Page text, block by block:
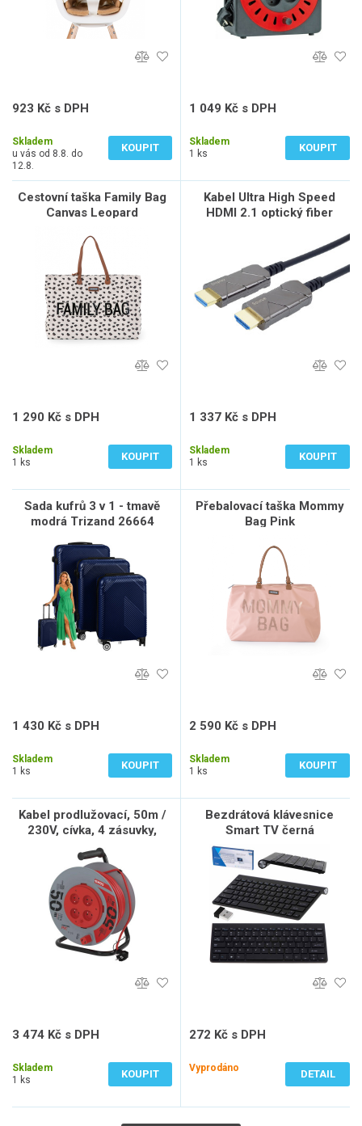
923 Kč s DPH
Skladem
u vás od 8.8. do
12.8.
KOUPIT
1 049 Kč s DPH
Skladem
1 ks
KOUPIT
Cestovní taška Family Bag
Canvas Leopard
1 290 Kč s DPH
Skladem
1 ks
KOUPIT
Kabel Ultra High Speed
HDMI 2.1 optický fiber
1 337 Kč s DPH
Skladem
1 ks
KOUPIT
Sada kufrů 3 v 1 - tmavě
modrá Trizand 26664
1 430 Kč s DPH
Skladem
1 ks
KOUPIT
Přebalovací taška Mommy
Bag Pink
2 590 Kč s DPH
Skladem
1 ks
KOUPIT
Kabel prodlužovací, 50m /
230V, cívka, 4 zásuvky,
pevný střed
3 474 Kč s DPH
Skladem
1 ks
KOUPIT
Bezdrátová klávesnice
Smart TV černá
272 Kč s DPH
Vyprodáno
DETAIL